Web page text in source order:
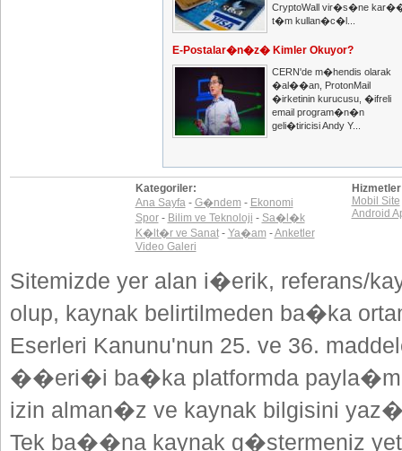
CryptoWall vir�s�ne
t�m kullan�c�l...
E-Postalar�n�z� Kimler Okuyor?
CERN'de m�hendis olarak
�al��an, ProtonMail
�irketinin kurucusu, �ifreli
email program�n�n
geli�tiricisi Andy Y...
Kategoriler:
Ana Sayfa- G�ndem - Ekonomi
Spor- Bilim ve Teknoloji - Sa�l�k
K�lt�r ve Sanat- Ya�am -Anketler
Video Galeri
Mobil Site
Android
Sitemizde yer alan i�erik, referans/
olup, kaynak belirtilmeden ba�ka
Eserleri Kanunu'nun 25. ve 36.
��eri�i ba�ka platformda
izin alman�z ve kaynak bilgisini
Tek ba��na kaynak g�stermeniz